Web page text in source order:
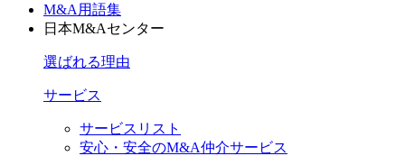
M&A用語集
日本M&Aセンター
選ばれる理由
サービス
サービスリスト
安心・安全のM&A仲介サービス